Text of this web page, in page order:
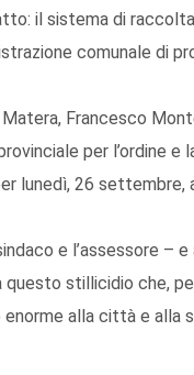
il sistema di
comunale di
Francesco
per l’ordine e
lunedì, 26 settembre,
e l’assessore –
stillicidio che,
alla città e alla